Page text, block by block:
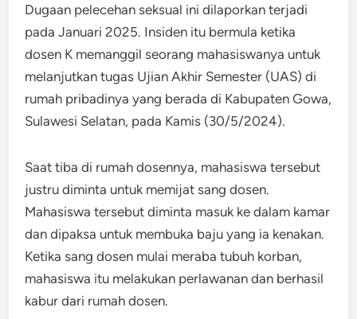
Dugaan pelecehan seksual ini dilaporkan terjadi
pada Januari 2025. Insiden itu bermula ketika
dosen K memanggil seorang mahasiswanya untuk
melanjutkan tugas Ujian Akhir Semester (UAS) di
rumah pribadinya yang berada di Kabupaten Gowa,
Sulawesi Selatan, pada Kamis (30/5/2024).
Saat tiba di rumah dosennya, mahasiswa tersebut
justru diminta untuk memijat sang dosen.
Mahasiswa tersebut diminta masuk ke dalam kamar
dan dipaksa untuk membuka baju yang ia kenakan.
Ketika sang dosen mulai meraba tubuh korban,
mahasiswa itu melakukan perlawanan dan berhasil
kabur dari rumah dosen.